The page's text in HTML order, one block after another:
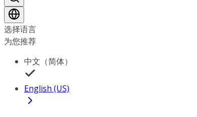
选择语言
为您推荐
中文（简体）
English (US)